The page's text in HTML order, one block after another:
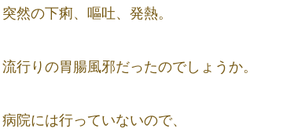
突然の下痢、嘔吐、発熱。
流行りの胃腸風邪だったのでしょうか。
病院には行っていないので、